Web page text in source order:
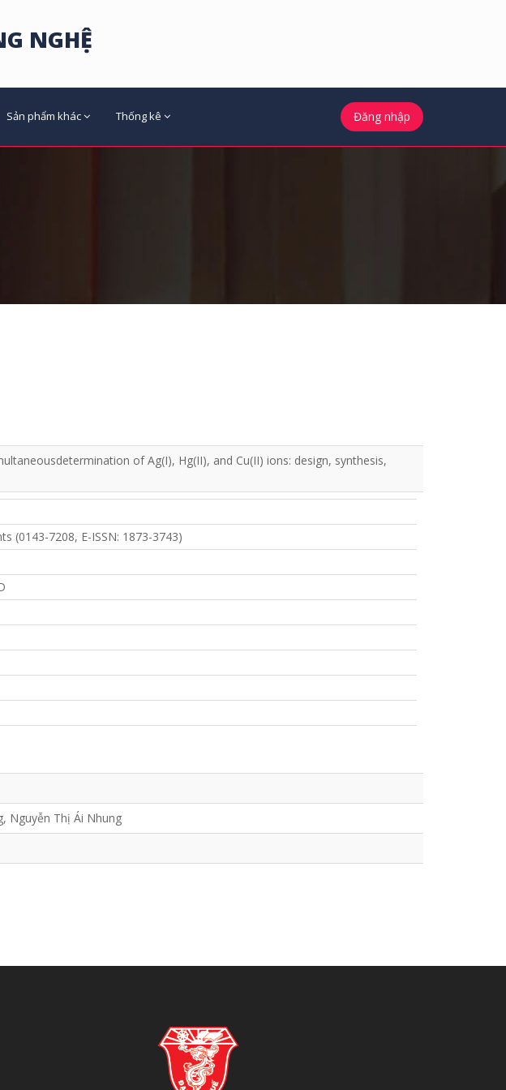
NGHỆ
Sản phẩm khác Thống kê Đăng nhập
of Ag(I), Hg(II), and Cu(II) ions: design, synthesis,
(0143-7208, E-ISSN: 1873-3743)
Nguyễn Thị Ái Nhung